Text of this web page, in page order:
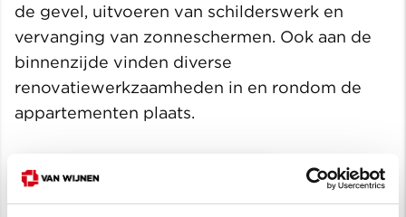
de gevel, uitvoeren van schilderswerk en
vervanging van zonneschermen. Ook aan de
binnenzijde vinden diverse
renovatiewerkzaamheden in en rondom de
appartementen plaats.
Lees meer over Stadsfenne Sneek